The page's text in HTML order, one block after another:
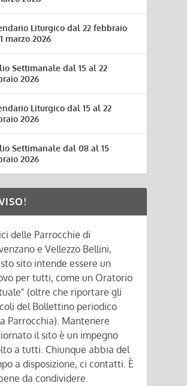
Liturgico dal 22 febbraio
marzo 2026
Settimanale dal 15 al 22
2026
Liturgico dal 15 al 22
2026
Settimanale dal 08 al 15
2026
delle Parrocchie di
e Vellezzo Bellini,
sito intende essere un
per tutti, come un Oratorio
(oltre che riportare gli
del Bollettino periodico
Parrocchia). Mantenere
il sito è un impegno
a tutti. Chiunque abbia del
a disposizione, ci contatti. È
da condividere.